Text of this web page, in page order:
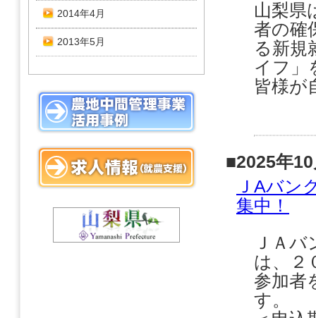
山梨県
者の確
る新規
イフ」
皆様が
■2025年
ＪAバン
集中！
ＪＡ
は、２
参加者
2014年4月
2013年5月